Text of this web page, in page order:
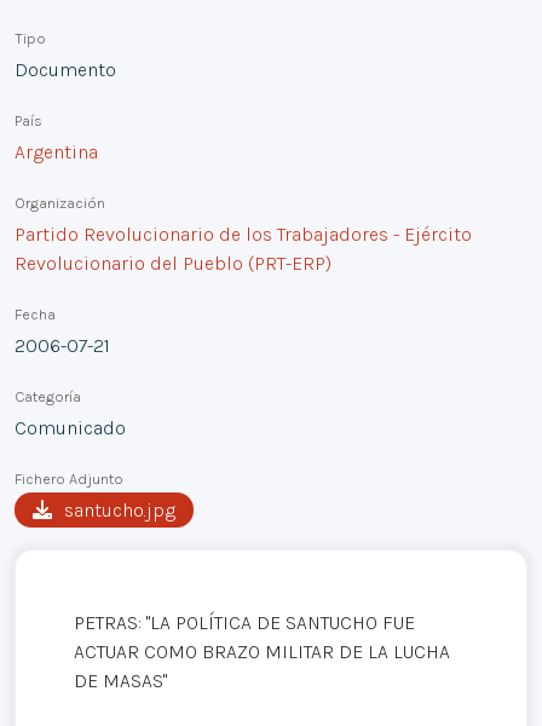
Tipo
Documento
País
Argentina
Organización
Partido Revolucionario de los Trabajadores - Ejército
Revolucionario del Pueblo (PRT-ERP)
Fecha
2006-07-21
Categoría
Comunicado
Fichero Adjunto
santucho.jpg
PETRAS: "LA POLÍTICA DE SANTUCHO FUE
ACTUAR COMO BRAZO MILITAR DE LA LUCHA
DE MASAS"